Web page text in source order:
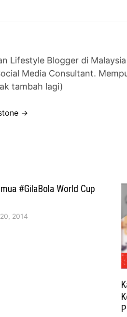
Lifestyle Blogger di
Media Consultant.
tambah lagi)
→
#GilaBola World Cup
2014